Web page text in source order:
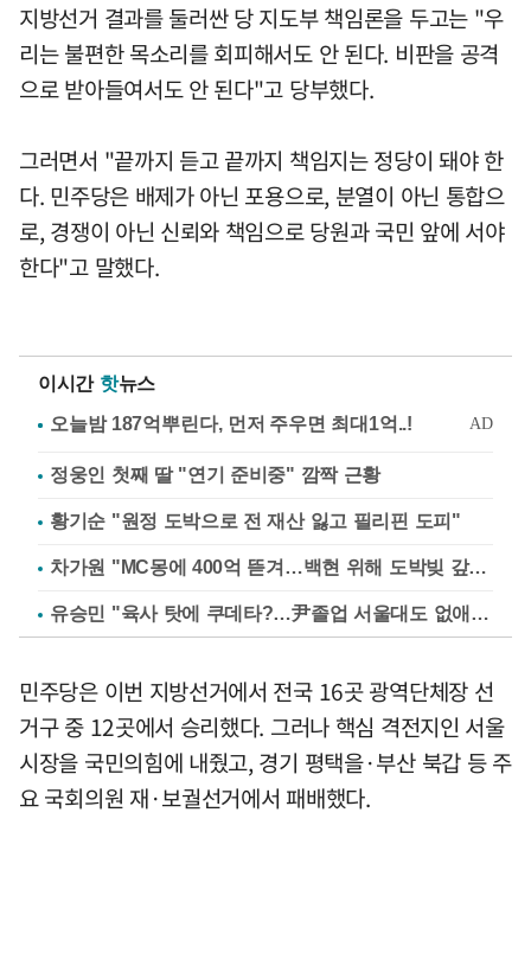
지방선거 결과를 둘러싼 당 지도부 책임론을 두고는 "우
리는 불편한 목소리를 회피해서도 안 된다. 비판을 공격
으로 받아들여서도 안 된다"고 당부했다.
그러면서 "끝까지 듣고 끝까지 책임지는 정당이 돼야 한
다. 민주당은 배제가 아닌 포용으로, 분열이 아닌 통합으
로, 경쟁이 아닌 신뢰와 책임으로 당원과 국민 앞에 서야
한다"고 말했다.
이시간 핫뉴스
정웅인 첫째 딸 "연기 준비중" 깜짝 근황
황기순 "원정 도박으로 전 재산 잃고 필리핀 도피"
차가원 "MC몽에 400억 뜯겨…백현 위해 도박빚 갚아줘"
유승민 "육사 탓에 쿠데타?…尹졸업 서울대도 없애나"
민주당은 이번 지방선거에서 전국 16곳 광역단체장 선
거구 중 12곳에서 승리했다. 그러나 핵심 격전지인 서울
시장을 국민의힘에 내줬고, 경기 평택을·부산 북갑 등 주
요 국회의원 재·보궐선거에서 패배했다.